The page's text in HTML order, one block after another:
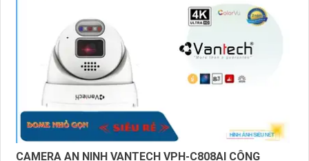
CAMERA AN NINH VANTECH VPH-C808AI CÔNG